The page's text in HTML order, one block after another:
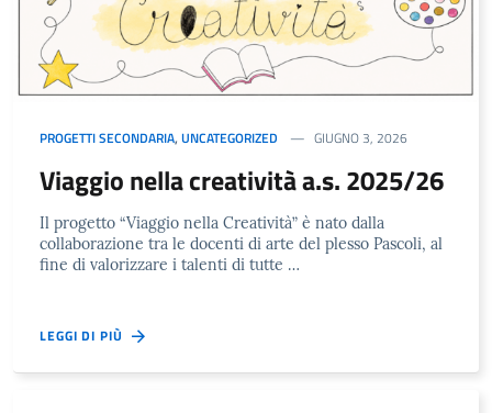
PROGETTI SECONDARIA, UNCATEGORIZED GIUGNO 3, 2026
Viaggio nella creatività a.s. 2025/26
Il progetto “Viaggio nella Creatività” è nato dalla
collaborazione tra le docenti di arte del plesso Pascoli, al
fine di valorizzare i talenti di tutte …
LEGGI DI PIÙ